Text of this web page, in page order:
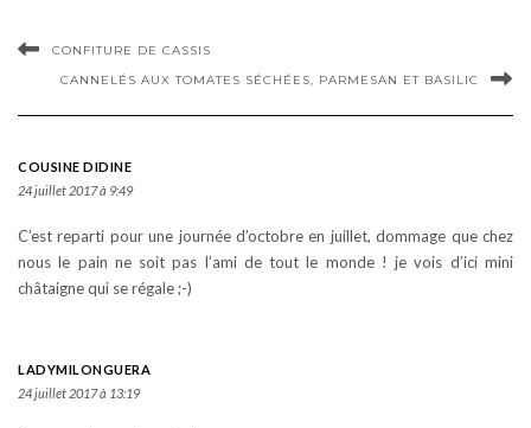
CONFITURE DE CASSIS
CANNELÉS AUX TOMATES SÉCHÉES, PARMESAN ET BASILIC
COUSINE DIDINE
24 juillet 2017 à 9:49
C’est reparti pour une journée d’octobre en juillet, dommage que chez
nous le pain ne soit pas l’ami de tout le monde ! je vois d’ici mini
châtaigne qui se régale ;-)
LADYMILONGUERA
24 juillet 2017 à 13:19